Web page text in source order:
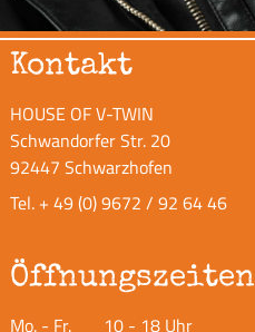
Kontakt
HOUSE OF V-TWIN
Schwandorfer Str. 20
92447 Schwarzhofen
Tel. + 49 (0) 9672 / 92 64 46
Öffnungszeiten
Mo. - Fr. 10 - 18 Uhr